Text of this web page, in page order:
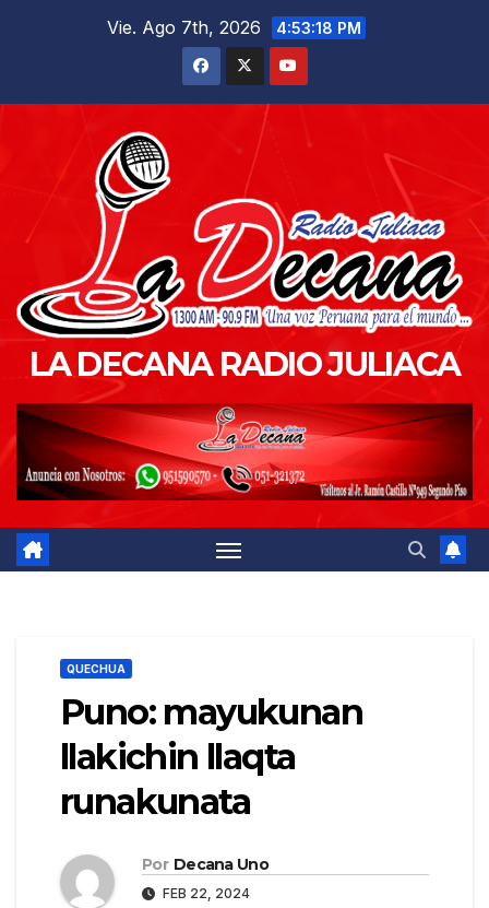
Vie. Ago 7th, 2026 4:53:19 PM
LA DECANA RADIO JULIACA
QUECHUA
Puno: mayukunan
llakichin llaqta
runakunata
Por Decana Uno
FEB 22, 2024